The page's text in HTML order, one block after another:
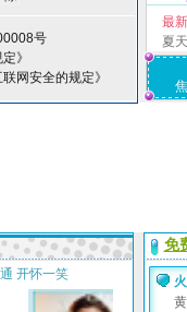
号
》
网安全的规定》
最
夏